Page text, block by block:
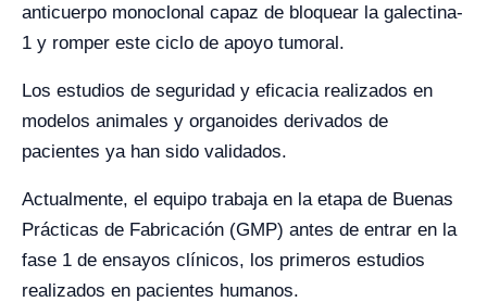
anticuerpo monoclonal capaz de bloquear la galectina-
1 y romper este ciclo de apoyo tumoral.
Los estudios de seguridad y eficacia realizados en
modelos animales y organoides derivados de
pacientes ya han sido validados.
Actualmente, el equipo trabaja en la etapa de Buenas
Prácticas de Fabricación (GMP) antes de entrar en la
fase 1 de ensayos clínicos, los primeros estudios
realizados en pacientes humanos.